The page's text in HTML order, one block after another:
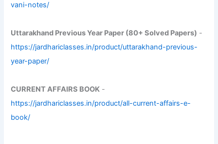
vani-notes/
Uttarakhand Previous Year Paper (80+ Solved Papers) -
https://jardhariclasses.in/product/uttarakhand-previous-
year-paper/
CURRENT AFFAIRS BOOK -
https://jardhariclasses.in/product/all-current-affairs-e-
book/